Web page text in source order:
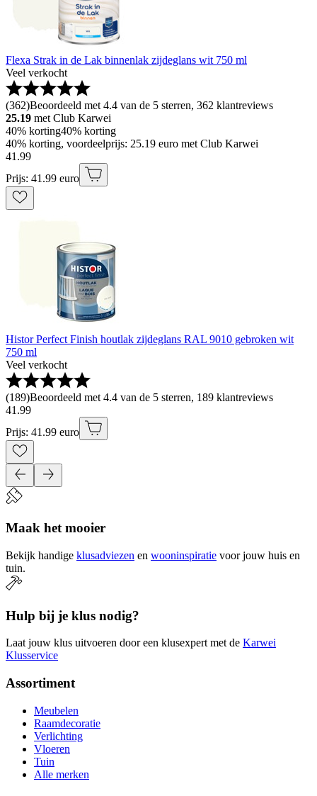
Flexa Strak in de Lak binnenlak zijdeglans wit 750 ml
Veel verkocht
(362)Beoordeeld met 4.4 van de 5 sterren, 362 klantreviews
25.19 met Club Karwei
40% korting40% korting
40% korting, voordeelprijs: 25.19 euro met Club Karwei
41 .99
Prijs: 41.99 euro
Histor Perfect Finish houtlak zijdeglans RAL 9010 gebroken wit
750 ml
Veel verkocht
(189)Beoordeeld met 4.4 van de 5 sterren, 189 klantreviews
41 .99
Prijs: 41.99 euro
Maak het mooier
Bekijk handige klusadviezen en wooninspiratie voor jouw huis en
tuin.
Hulp bij je klus nodig?
Laat jouw klus uitvoeren door een klusexpert met de Karwei
Klusservice
Assortiment
Meubelen
Raamdecoratie
Verlichting
Vloeren
Tuin
Alle merken